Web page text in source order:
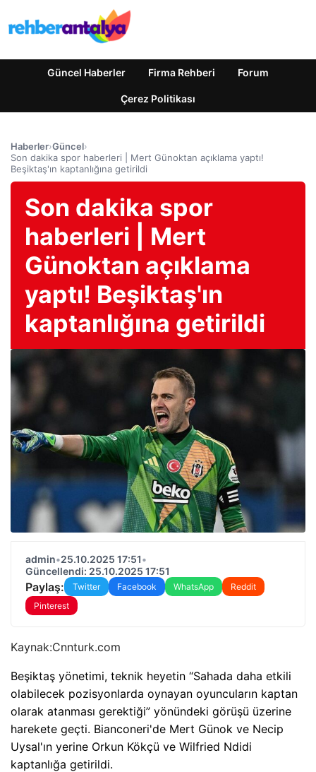
Güncel Haberler Firma Rehberi Forum
Çerez Politikası
Haberler›Güncel›
Son dakika spor haberleri | Mert Günoktan açıklama yaptı!
Beşiktaş'ın kaptanlığına getirildi
Son dakika spor
haberleri | Mert
Günoktan açıklama
yaptı! Beşiktaş'ın
kaptanlığına getirildi
admin•25.10.2025 17:51•
Güncellendi: 25.10.2025 17:51
Paylaş: Twitter Facebook WhatsApp
Reddit
Pinterest
Kaynak:Cnnturk.com
Beşiktaş yönetimi, teknik heyetin “Sahada daha etkili
olabilecek pozisyonlarda oynayan oyuncuların kaptan
olarak atanması gerektiği” yönündeki görüşü üzerine
harekete geçti. Bianconeri'de Mert Günok ve Necip
Uysal'ın yerine Orkun Kökçü ve Wilfried Ndidi
kaptanlığa getirildi.